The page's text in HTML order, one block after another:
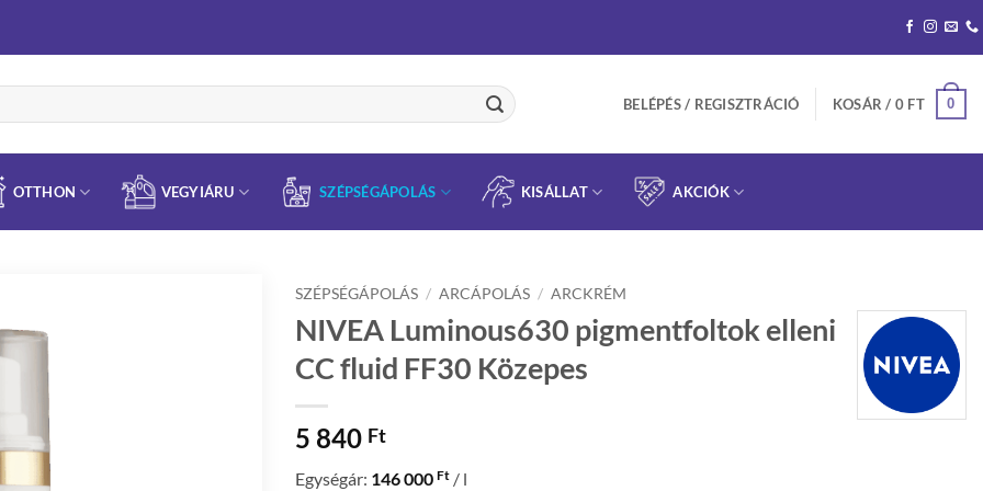
BELÉPÉS / REGISZTRÁCIÓ KOSÁR / 0 FT 0
OTTHON VEGYIÁRU SZÉPSÉGÁPOLÁS KISÁLLAT AKCIÓK
SZÉPSÉGÁPOLÁS / ARCÁPOLÁS / ARCKRÉM
NIVEA Luminous630 pigmentfoltok elleni
CC fluid FF30 Közepes
5 840 Ft
Egységár: 146 000 Ft / l